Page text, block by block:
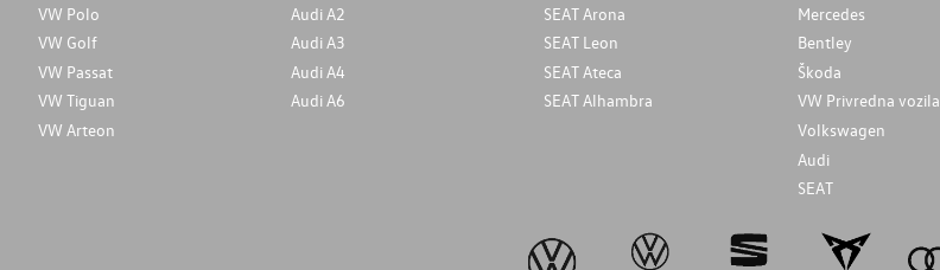
VW Polo
VW Golf
VW Passat
VW Tiguan
VW Arteon
Audi A2
Audi A3
Audi A4
Audi A6
SEAT Arona
SEAT Leon
SEAT Ateca
SEAT Alhambra
Mercedes
Bentley
Škoda
VW Privredna vozila
Volkswagen
Audi
SEAT